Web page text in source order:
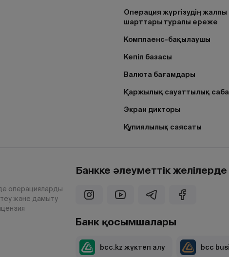
Операция жүргізудің жалпы
шарттары туралы ереже
Комплаенс-бақылаушы
Кепіл базасы
Валюта бағамдары
Қаржылық сауаттылық
Экран дикторы
Құпиялылық саясаты
Банкке әлеуметтік
Банк қосымшалары
bcc.kz жүктеп алу bcc
операцияларды
және дамыту